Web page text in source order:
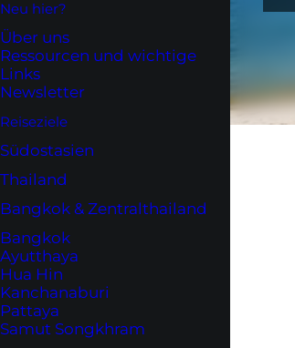
Neu hier?
Über uns
Ressourcen und wichtige
Links
Newsletter
Reiseziele
Südostasien
Thailand
Bangkok & Zentralthailand
Bangkok
Ayutthaya
Hua Hin
Kanchanaburi
Pattaya
Samut Songkhram